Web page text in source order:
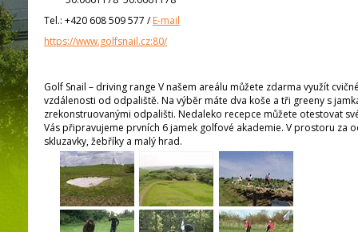
Tel.: +420 608 509 577 /E-mail
https://www.golfsnail.cz:80/
Golf Snail – driving range V našem areálu můžete zdarma využít
vzdálenosti od odpaliště. Na výběr máte dva koše a tři greeny s
zrekonstruovanými odpališti. Nedaleko recepce můžete otestovat
Vás připravujeme prvních 6 jamek golfové akademie. V prostoru za
skluzavky, žebříky a malý hrad.